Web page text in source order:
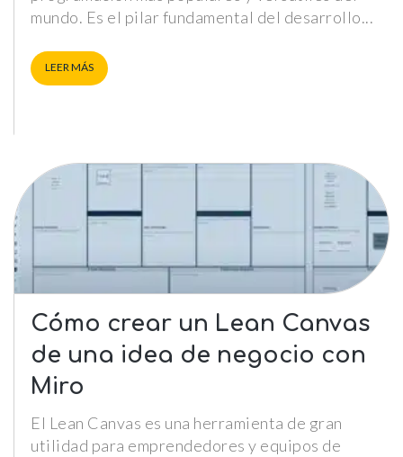
mundo. Es el pilar fundamental del desarrollo
LEER MÁS
Cómo crear un Lean Canvas
de una idea de negocio con
Miro
El Lean Canvas es una herramienta de gran
utilidad para emprendedores y equipos de